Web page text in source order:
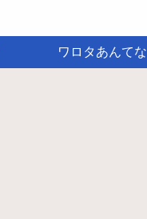
ワロタあんてな